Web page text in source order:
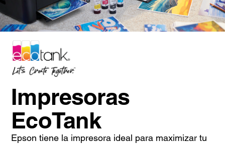
Impresoras
EcoTank
Epson tiene la impresora ideal para maximizar tu